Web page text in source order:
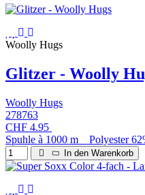
Woolly Hugs
Glitzer - Woolly
Woolly Hugs
278763
CHF 4.95
Spuhle à 1000 m Polyester
In den Warenkorb